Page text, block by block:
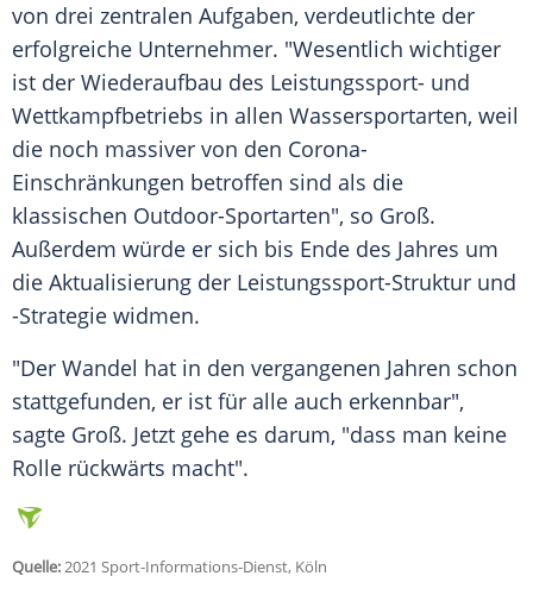
von drei zentralen Aufgaben, verdeutlichte der
erfolgreiche Unternehmer. "Wesentlich wichtiger
ist der Wiederaufbau des Leistungssport- und
Wettkampfbetriebs in allen Wassersportarten, weil
die noch massiver von den Corona-
Einschränkungen betroffen sind als die
klassischen Outdoor-Sportarten", so Groß.
Außerdem würde er sich bis Ende des Jahres um
die Aktualisierung der Leistungssport-Struktur und
-Strategie widmen.
"Der Wandel hat in den vergangenen Jahren schon
stattgefunden, er ist für alle auch erkennbar",
sagte Groß. Jetzt gehe es darum, "dass man keine
Rolle rückwärts macht".
Quelle:2021 Sport-Informations-Dienst, Köln